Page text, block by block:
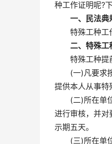
种工作证明呢?
一、民法典
特殊工种工
二、特殊工
特殊工种提
(一)凡要求
提供本人从事特
(二)所在单
进行审核，并对
示期五天。
(三)所在单